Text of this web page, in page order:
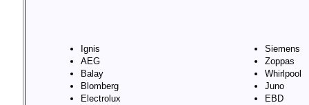
Ignis
AEG
Balay
Blomberg
Electrolux
Siemens
Zoppas
Whirlpool
Juno
EBD